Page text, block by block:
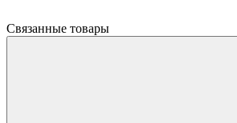
Связанные товары